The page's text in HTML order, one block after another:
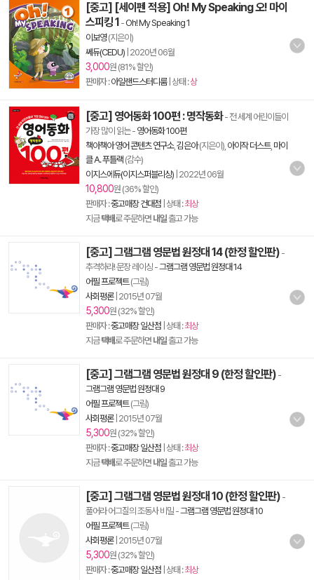
[중고] [세이펜 적용] Oh! My Speaking 오! 마이
스피킹 1 -Oh! My Speaking 1
이보영(지은이)
쎄듀(CEDU) 2020년 06월
3,000원 (81% 할인)
판매자 :아일랜드스터디룸| 상태 :상
[중고] 영어동화 100편 : 명작동화- 전 세계 어린이들이
가장 많이 읽는- 영어동화 100편
책아책아 영어 콘텐츠 연구소, 김은아(지은이), 아이작 더스트, 마이
클 A. 푸틀랙 (감수)
이지스에듀(이지스퍼블리싱) 2022년 06월
10,800원 (36% 할인)
판매자 :중고매장 건대점 | 상태 :최상
지금택배로 주문하면 내일출고 가능
[중고] 그램그램 영문법 원정대 14 (한정 할인판) -
추격하라! 문장 레이싱 -그램그램 영문법 원정대 14
어필 프로젝트(그림)
사회평론| 2015년 07월
5,300원 (32% 할인)
판매자 :중고매장 일산점 | 상태 :최상
지금택배로 주문하면 내일출고 가능
[중고] 그램그램 영문법 원정대 9 (한정 할인판) -
그램그램 영문법 원정대 9
어필 프로젝트(그림)
사회평론| 2015년 07월
5,300원 (32% 할인)
판매자 :중고매장 일산점 | 상태 :최상
지금택배로 주문하면 내일출고 가능
[중고] 그램그램 영문법 원정대 10 (한정 할인판) -
풀어라 어그질의 조동사 비밀 -그램그램 영문법 원정대 10
어필 프로젝트(그림)
사회평론| 2015년 07월
5,300원 (32% 할인)
판매자 :중고매장 일산점 | 상태 :최상